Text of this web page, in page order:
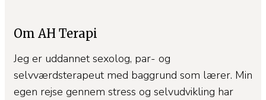
Om AH Terapi
Jeg er uddannet sexolog, par- og
selvværdsterapeut med baggrund som lærer. Min
egen rejse gennem stress og selvudvikling har